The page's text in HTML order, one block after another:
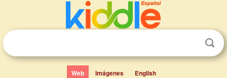
Web Imágenes English